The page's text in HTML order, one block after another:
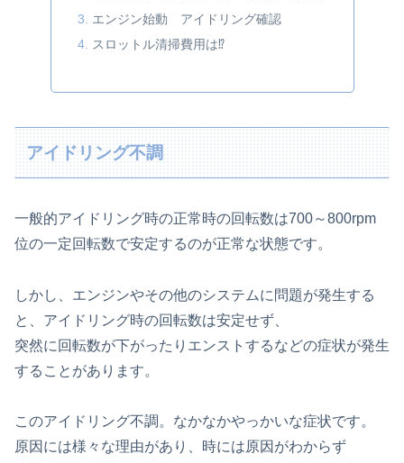
エンジン始動 アイドリング確認
スロットル清掃費用は⁉
アイドリング不調
一般的アイドリング時の正常時の回転数は700～800rpm
位の一定回転数で安定するのが正常な状態です。
しかし、エンジンやその他のシステムに問題が発生する
と、アイドリング時の回転数は安定せず、
突然に回転数が下がったりエンストするなどの症状が発生
することがあります。
このアイドリング不調。なかなかやっかいな症状です。
原因には様々な理由があり、時には原因がわからず